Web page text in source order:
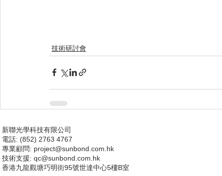
技術研討會
新聯光學科技有限公司
電話: (852) 2763 4767
專業顧問: project@sunbond.com.hk
技術支援: qc@sunbond.com.hk
香港九龍觀塘巧明街95號世達中心5樓B室